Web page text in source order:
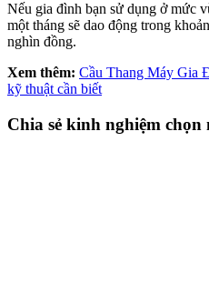
Nếu gia đình bạn sử dụng ở mức
một tháng sẽ dao động trong
nghìn đồng.
Xem thêm: Cầu Thang Máy Gia
kỹ thuật cần biết
Chia sẻ kinh nghiệm